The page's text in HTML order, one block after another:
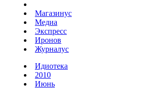
Магазинус
Медиа
Экспресс
Иронов
Журналус
Идиотека
2010
Июнь